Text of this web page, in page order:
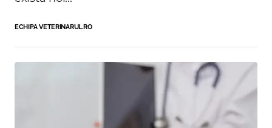
ECHIPA VETERINARUL.RO